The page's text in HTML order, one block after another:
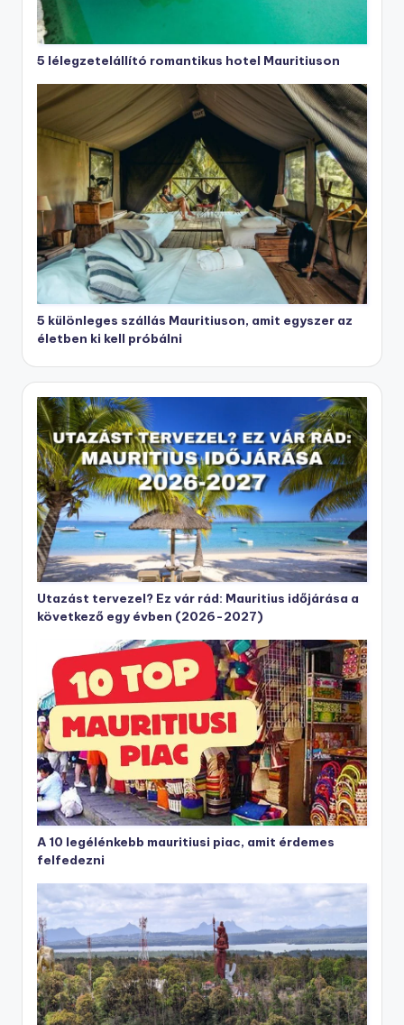
5 lélegzetelállító romantikus hotel Mauritiuson
5 különleges szállás Mauritiuson, amit egyszer az
életben ki kell próbálni
Utazást tervezel? Ez vár rád: Mauritius időjárása a
következő egy évben (2026-2027)
A 10 legélénkebb mauritiusi piac, amit érdemes
felfedezni